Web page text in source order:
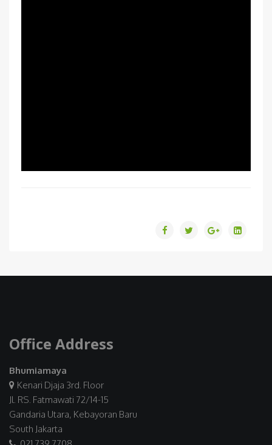
Office Address
Bhumiamaya
Kenari Djaja 3rd. Floor
Jl. RS. Fatmawati 72/14-15
Gandaria Utara, Kebayoran Baru
South Jakarta